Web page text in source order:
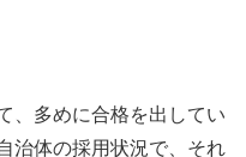
、多めに合格を出してい
治体の採用状況で、それ